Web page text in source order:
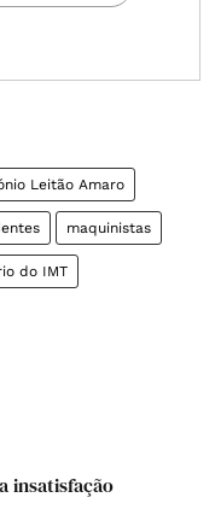
Leitão Amaro
maquinistas
do IMT
insatisfação